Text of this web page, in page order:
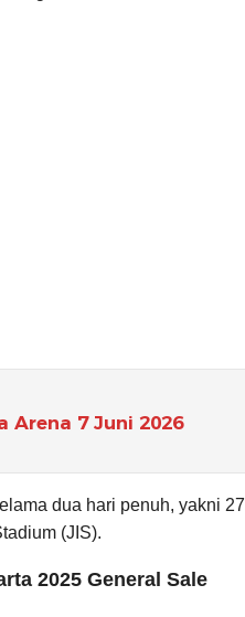
Arena 7 Juni 2026
dua hari penuh, yakni 27
(JIS).
2025 General Sale